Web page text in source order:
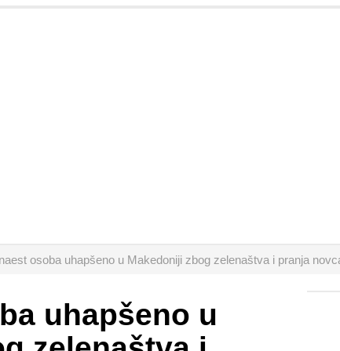
osoba uhapšeno u Makedoniji zbog zelenaštva i pranja
uhapšeno u